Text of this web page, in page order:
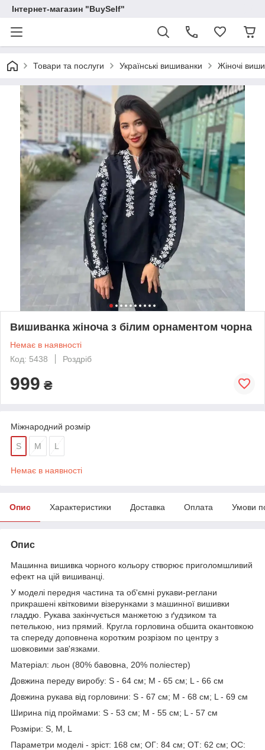
Інтернет-магазин "BuySelf"
Товари та послуги Українські вишиванки Жіночі
Вишиванка жіноча з білим орнаментом чорна
Немає в наявності
Код: 5438
Роздріб
999 ₴
Міжнародний розмір
S M L
Немає в наявності
Опис Характеристики Доставка Оплата Умови
Опис
Машинна вишивка чорного кольору створює приголомшливий
ефект на цій вишиванці.
У моделі передня частина та об'ємні рукави-реглани
прикрашені квітковими візерунками з машинної вишивки
гладдю. Рукава закінчується манжетою з ґудзиком та
петелькою, низ прямий. Кругла горловина обшита окантовкою
та спереду доповнена коротким розрізом по центру з
шовковими зав'язками.
Матеріал: льон (80% бавовна, 20% поліестер)
Довжина переду виробу: S - 64 см; M - 65 см; L - 66 см
Довжина рукава від горловини: S - 67 см; M - 68 см; L - 69 см
Ширина під проймами: S - 53 см; M - 55 см; L - 57 см
Розміри: S, M, L
Параметри моделі - зріст: 168 см; ОГ: 84 см; ОТ: 62 см; ОС: